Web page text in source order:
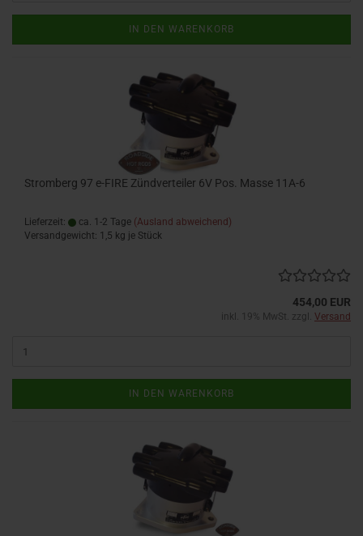
IN DEN WARENKORB
Stromberg 97 e-FIRE Zündverteiler 6V Pos. Masse 11A-6
Lieferzeit: ca. 1-2 Tage (Ausland abweichend)
Versandgewicht: 1,5 kg je Stück
454,00 EUR
inkl. 19% MwSt. zzgl. Versand
IN DEN WARENKORB